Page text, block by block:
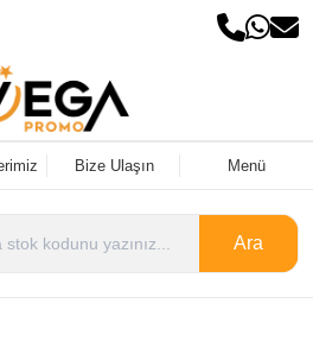
Bize Ulaşın Menü
Ara